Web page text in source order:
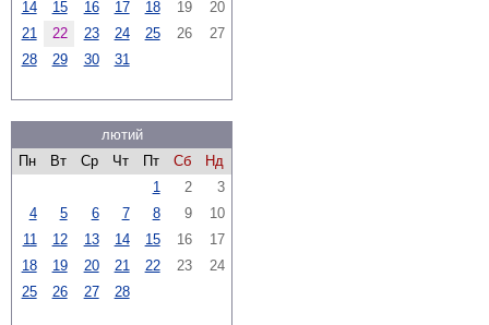
14
15 16 17 18 19
20
21
22 23 24 25 26
27
28
29 30 31
лютий
Пн
Вт Ср Чт Пт Сб
Нд
1
2
3
4
5 6 7 8 9
10
11
12 13 14 15 16
17
18
19 20 21 22 23
24
25
26 27 28